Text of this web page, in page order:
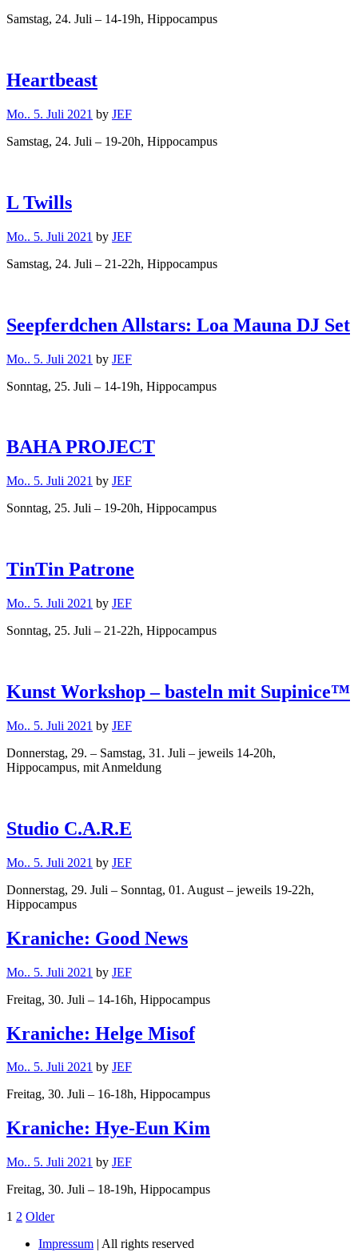
Samstag, 24. Juli – 14-19h, Hippocampus
Heartbeast
Mo.. 5. Juli 2021 by JEF
Samstag, 24. Juli – 19-20h, Hippocampus
L Twills
Mo.. 5. Juli 2021 by JEF
Samstag, 24. Juli – 21-22h, Hippocampus
Seepferdchen Allstars: Loa Mauna DJ Set
Mo.. 5. Juli 2021 by JEF
Sonntag, 25. Juli – 14-19h, Hippocampus
BAHA PROJECT
Mo.. 5. Juli 2021 by JEF
Sonntag, 25. Juli – 19-20h, Hippocampus
TinTin Patrone
Mo.. 5. Juli 2021 by JEF
Sonntag, 25. Juli – 21-22h, Hippocampus
Kunst Workshop – basteln mit Supinice™
Mo.. 5. Juli 2021 by JEF
Donnerstag, 29. – Samstag, 31. Juli – jeweils 14-20h,
Hippocampus, mit Anmeldung
Studio C.A.R.E
Mo.. 5. Juli 2021 by JEF
Donnerstag, 29. Juli – Sonntag, 01. August – jeweils 19-22h,
Hippocampus
Kraniche: Good News
Mo.. 5. Juli 2021 by JEF
Freitag, 30. Juli – 14-16h, Hippocampus
Kraniche: Helge Misof
Mo.. 5. Juli 2021 by JEF
Freitag, 30. Juli – 16-18h, Hippocampus
Kraniche: Hye-Eun Kim
Mo.. 5. Juli 2021 by JEF
Freitag, 30. Juli – 18-19h, Hippocampus
Seitennummerierung
der
Page
1 Page
2 OlderOlder
Impressum | All rights reserved